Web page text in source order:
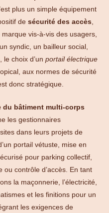
plus un simple équipement
de sécurité des accès
vis-à-vis des usagers,
syndic, un bailleur social,
choix d’un portail électrique
aux normes de sécurité
donc stratégique.
du bâtiment multi-corps
les gestionnaires
dans leurs projets de
portail vétuste, mise en
pour parking collectif,
ou contrôle d’accès. En tant
la maçonnerie, l’électricité,
et les finitions pour un
les exigences de